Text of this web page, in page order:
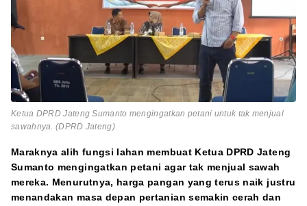
Ketua DPRD Jateng Sumanto mengingatkan petani untuk tak menjual
sawahnya. (DPRD Jateng)
Maraknya alih fungsi lahan membuat Ketua DPRD Jateng
Sumanto mengingatkan petani agar tak menjual sawah
mereka. Menurutnya, harga pangan yang terus naik justru
menandakan masa depan pertanian semakin cerah dan